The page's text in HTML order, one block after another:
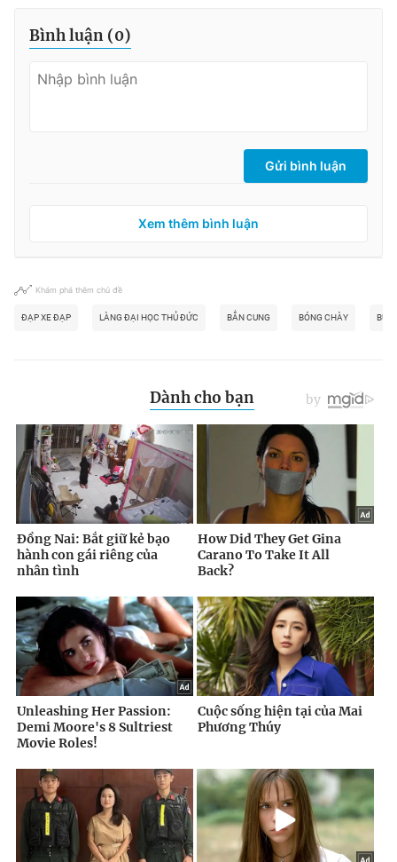
Bình luận (0)
Gửi bình luận
Xem thêm bình luận
Khám phá thêm chủ đề
ĐẠP XE ĐẠP LÀNG ĐẠI HỌC THỦ ĐỨC BẮN CUNG BÓNG CHÀY BƯU